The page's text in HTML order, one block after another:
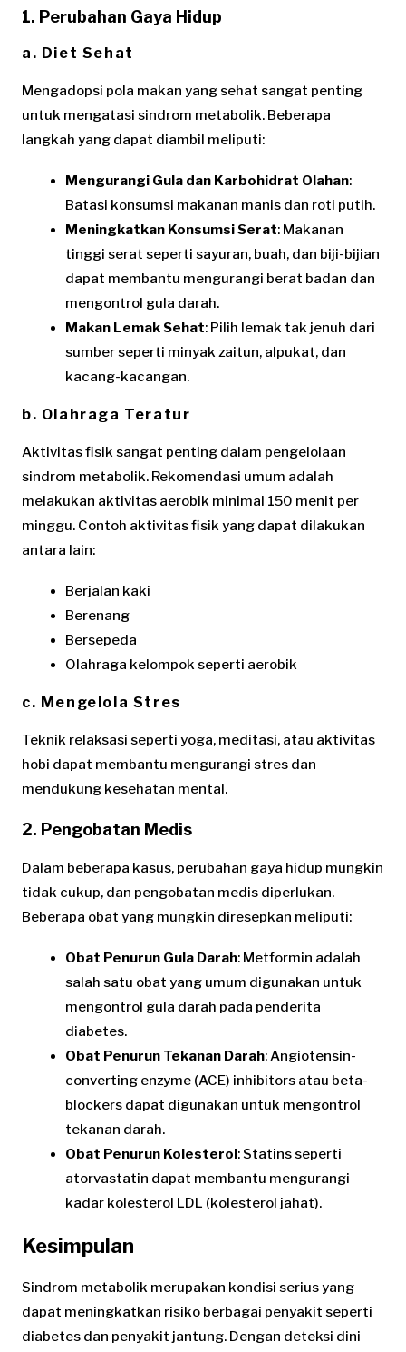
1. Perubahan Gaya Hidup
a. Diet Sehat
Mengadopsi pola makan yang sehat sangat penting
untuk mengatasi sindrom metabolik. Beberapa
langkah yang dapat diambil meliputi:
Mengurangi Gula dan Karbohidrat Olahan:
Batasi konsumsi makanan manis dan roti putih.
Meningkatkan Konsumsi Serat: Makanan
tinggi serat seperti sayuran, buah, dan biji-bijian
dapat membantu mengurangi berat badan dan
mengontrol gula darah.
Makan Lemak Sehat: Pilih lemak tak jenuh dari
sumber seperti minyak zaitun, alpukat, dan
kacang-kacangan.
b. Olahraga Teratur
Aktivitas fisik sangat penting dalam pengelolaan
sindrom metabolik. Rekomendasi umum adalah
melakukan aktivitas aerobik minimal 150 menit per
minggu. Contoh aktivitas fisik yang dapat dilakukan
antara lain:
Berjalan kaki
Berenang
Bersepeda
Olahraga kelompok seperti aerobik
c. Mengelola Stres
Teknik relaksasi seperti yoga, meditasi, atau aktivitas
hobi dapat membantu mengurangi stres dan
mendukung kesehatan mental.
2. Pengobatan Medis
Dalam beberapa kasus, perubahan gaya hidup mungkin
tidak cukup, dan pengobatan medis diperlukan.
Beberapa obat yang mungkin diresepkan meliputi:
Obat Penurun Gula Darah: Metformin adalah
salah satu obat yang umum digunakan untuk
mengontrol gula darah pada penderita
diabetes.
Obat Penurun Tekanan Darah: Angiotensin-
converting enzyme (ACE) inhibitors atau beta-
blockers dapat digunakan untuk mengontrol
tekanan darah.
Obat Penurun Kolesterol : Statins seperti
atorvastatin dapat membantu mengurangi
kadar kolesterol LDL (kolesterol jahat).
Kesimpulan
Sindrom metabolik merupakan kondisi serius yang
dapat meningkatkan risiko berbagai penyakit seperti
diabetes dan penyakit jantung. Dengan deteksi dini